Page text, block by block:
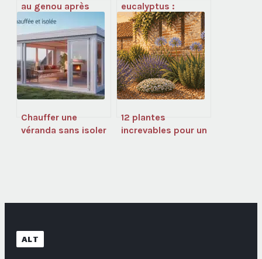
au genou après
prothèse : que
faut-il comprendre
?
eucalyptus :
usages, efficacité
et précautions à
connaître
Chauffer une
véranda sans isoler
12 plantes
increvables pour un
ALT